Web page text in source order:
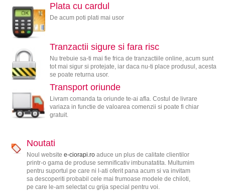
Plata cu cardul
De acum poti plati mai usor
Tranzactii sigure si fara risc
Nu trebuie sa-ti mai fie frica de tranzactiile online, acum sunt
tot mai sigur si protejate, iar daca nu-ti place produsul, acesta
se poate returna usor.
Transport oriunde
Livram comanda ta oriunde te-ai afla. Costul de livrare
variaza in functie de valoarea comenzii si poate fi chiar
gratuit.
Noutati
Noul website e-ciorapi.roaduce un plus de calitate clientilor
printr-o gama de produse semnificativ imbunatatita. Multumim
pentru suportul pe care ni l-ati oferit pana acum si va invitam
sa descoperiti probabil cele mai frumoase modele de chiloti,
pe care le-am selectat cu grija special pentru voi.